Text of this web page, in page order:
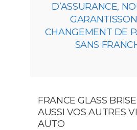
D’ASSURANCE,
CHANGEMENT DE
SANS
FRANCE GLASS
AUSSI VOS AUTRES
AUTO